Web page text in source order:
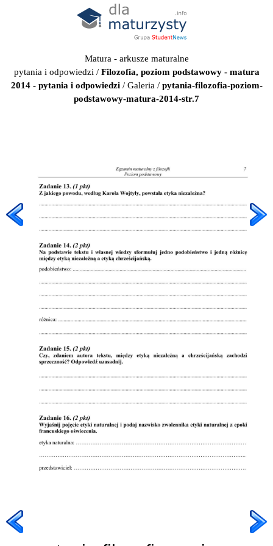
Matura - arkusze maturalne
pytania i odpowiedzi / Filozofia, poziom podstawowy - matura
2014 - pytania i odpowiedzi/ Galeria / pytania-filozofia-poziom-
podstawowy-matura-2014-str.7